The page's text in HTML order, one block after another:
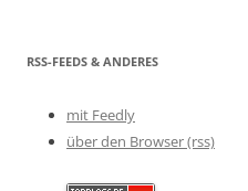
RSS-FEEDS & ANDERES
mit Feedly
über den Browser (rss)